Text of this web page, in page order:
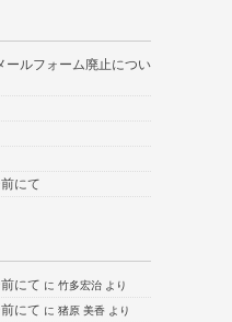
ールフォーム廃止につい
にて
にて に 竹多宏治 より
にて に 猪原 美香 より